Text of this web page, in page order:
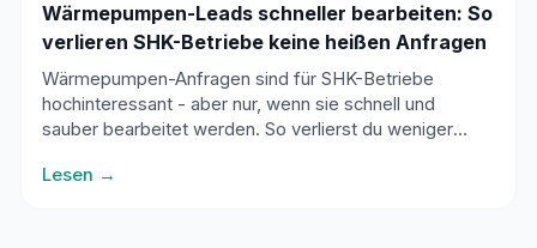
Wärmepumpen-Leads schneller bearbeiten: So
verlieren SHK-Betriebe keine heißen Anfragen
Wärmepumpen-Anfragen sind für SHK-Betriebe
hochinteressant - aber nur, wenn sie schnell und
sauber bearbeitet werden. So verlierst du weniger
Feierabend.
Lesen →